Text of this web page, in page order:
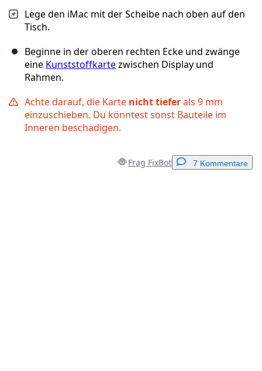
Lege den iMac mit der Scheibe nach oben auf den
Tisch.
Beginne in der oberen rechten Ecke und zwänge
eine Kunststoffkartezwischen Display und
Rahmen.
Achte darauf, die Karte nicht tieferals 9 mm
einzuschieben. Du könntest sonst Bauteile im
Inneren beschädigen.
Frag FixBot 7 Kommentare